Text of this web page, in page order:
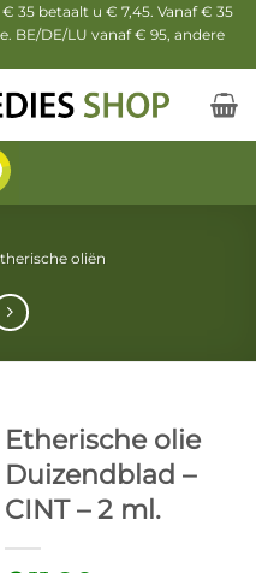
35 betaalt u € 7,45. Vanaf € 35
BE/DE/LU vanaf € 95, andere
oliën
Etherische olie
Duizendblad –
CINT – 2 ml.